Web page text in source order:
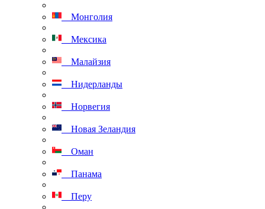
Монголия
Мексика
Малайзия
Нидерланды
Норвегия
Новая Зеландия
Оман
Панама
Перу